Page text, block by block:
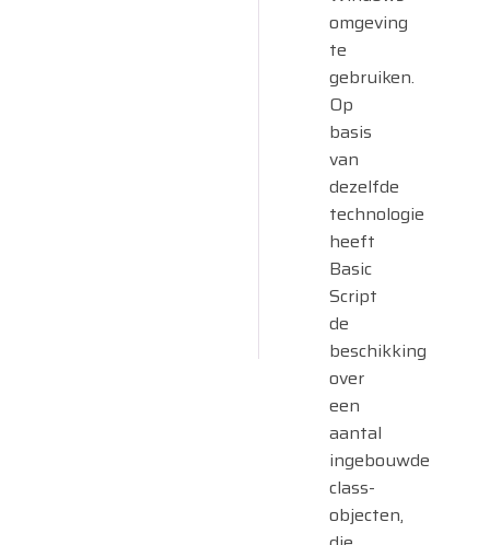
omgeving
te
gebruiken.
Op
basis
van
dezelfde
technologie
heeft
Basic
Script
de
beschikking
over
een
aantal
ingebouwde
class-
objecten,